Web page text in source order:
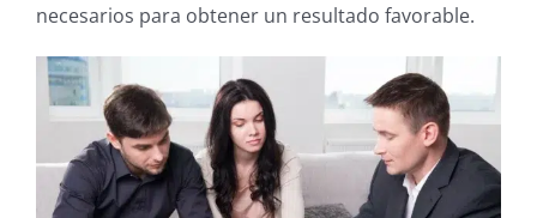
necesarios para obtener un resultado favorable.